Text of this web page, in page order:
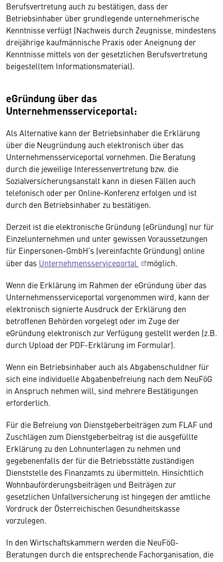
Berufsvertretung auch zu bestätigen, dass der
Betriebsinhaber über grundlegende unternehmerische
Kenntnisse verfügt (Nachweis durch Zeugnisse, mindestens
dreijährige kaufmännische Praxis oder Aneignung der
Kenntnisse mittels von der gesetzlichen Berufsvertretung
beigestelltem Informationsmaterial).
eGründung über das
Unternehmensserviceportal:
Als Alternative kann der Betriebsinhaber die Erklärung
über die Neugründung auch elektronisch über das
Unternehmensserviceportal vornehmen. Die Beratung
durch die jeweilige Interessenvertretung bzw. die
Sozialversicherungsanstalt kann in diesen Fällen auch
telefonisch oder per Online-Konferenz erfolgen und ist
durch den Betriebsinhaber zu bestätigen.
Derzeit ist die elektronische Gründung (eGründung) nur für
Einzelunternehmen und unter gewissen Voraussetzungen
für Einpersonen-GmbH’s (vereinfachte Gründung) online
über das Unternehmensserviceportal
möglich.
Wenn die Erklärung im Rahmen der eGründung über das
Unternehmensserviceportal vorgenommen wird, kann der
elektronisch signierte Ausdruck der Erklärung den
betroffenen Behörden vorgelegt oder im Zuge der
eGründung elektronisch zur Verfügung gestellt werden (z.B.
durch Upload der PDF-Erklärung im Formular).
Wenn ein Betriebsinhaber auch als Abgabenschuldner für
sich eine individuelle Abgabenbefreiung nach dem NeuFöG
in Anspruch nehmen will, sind mehrere Bestätigungen
erforderlich.
Für die Befreiung von Dienstgeberbeiträgen zum FLAF und
Zuschlägen zum Dienstgeberbeitrag ist die ausgefüllte
Erklärung zu den Lohnunterlagen zu nehmen und
gegebenenfalls der für die Betriebsstätte zuständigen
Dienststelle des Finanzamts zu übermitteln. Hinsichtlich
Wohnbauförderungsbeiträgen und Beiträgen zur
gesetzlichen Unfallversicherung ist hingegen der amtliche
Vordruck der Österreichischen Gesundheitskasse
vorzulegen.
In den Wirtschaftskammern werden die NeuFöG-
Beratungen durch die entsprechende Fachorganisation, die